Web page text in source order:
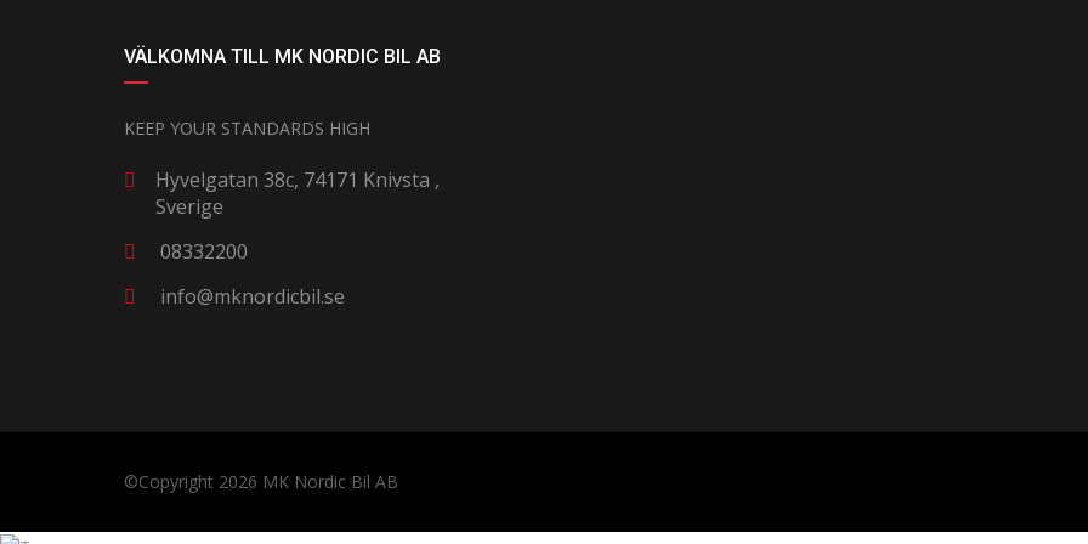
VÄLKOMNA TILL MK NORDIC BIL AB
KEEP YOUR STANDARDS HIGH
Hyvelgatan 38c, 74171 Knivsta ,
Sverige
08332200
info@mknordicbil.se
©Copyright 2026 MK Nordic Bil AB